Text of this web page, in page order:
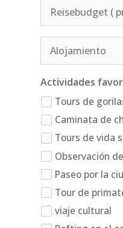
Actividades
Tours de
Caminata de
Tours de vida
Observación
Paseo por la
Tour de
viaje cultural